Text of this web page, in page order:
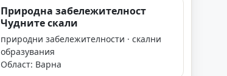
Природна забележителност
Чудните скали
природни забележителности · скални
образувания
Област: Варна